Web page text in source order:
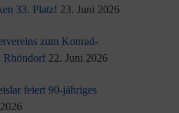
33. Platz! 23. Juni 2026
zum Konrad-
Rhöndorf 22. Juni 2026
feiert 90-jähriges